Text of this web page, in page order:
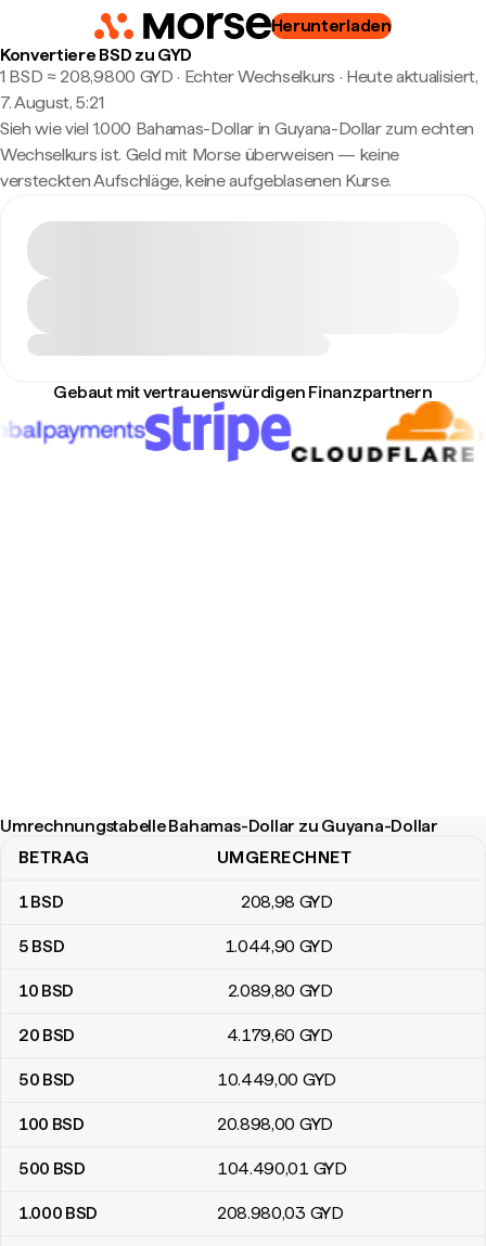
Herunterladen
Konvertiere BSD zu GYD
1 BSD ≈ 208,9800 GYD · Echter Wechselkurs · Heute aktualisiert,
7. August, 5:21
Sieh wie viel 1.000 Bahamas-Dollar in Guyana-Dollar zum echten
Wechselkurs ist. Geld mit Morse überweisen — keine
versteckten Aufschläge, keine aufgeblasenen Kurse.
Gebaut mit vertrauenswürdigen Finanzpartnern
Umrechnungstabelle Bahamas-Dollar zu Guyana-Dollar
Umrechnungstabelle Bahamas-Dollar zu Guyana-Dollar
BETRAG UMGERECHNET
1BSD 208,98 GYD
5 BSD 1.044,90 GYD
10 BSD 2.089,80 GYD
20 BSD 4.179,60 GYD
50 BSD 10.449,00 GYD
100 BSD 20.898,00 GYD
500 BSD 104.490,01 GYD
1.000 BSD 208.980,03 GYD